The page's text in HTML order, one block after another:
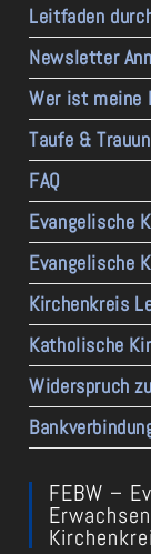
Leitfaden
Newsletter
Wer ist meine
Taufe &
FAQ
Evangelische
Evangelische
Kirchenkreis
Katholische
Widerspruch
FEBW –